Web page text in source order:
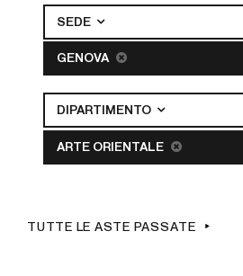
SEDE
GENOVA
DIPARTIMENTO
ARTE ORIENTALE
TUTTE LE ASTE PASSATE